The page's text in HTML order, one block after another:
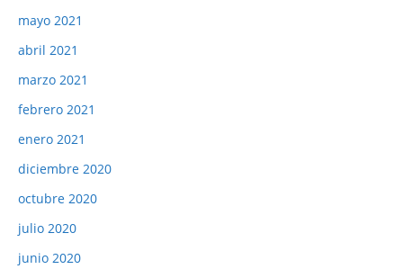
mayo 2021
abril 2021
marzo 2021
febrero 2021
enero 2021
diciembre 2020
octubre 2020
julio 2020
junio 2020